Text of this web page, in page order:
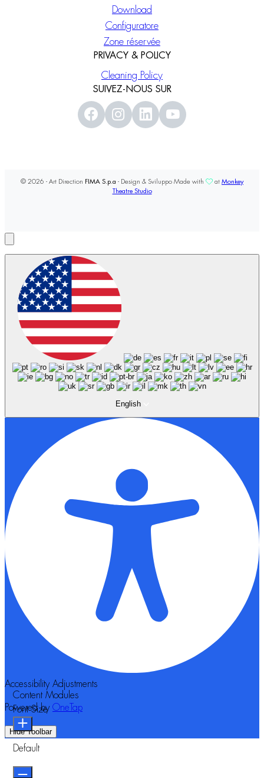
Download
Configuratore
Zone réservée
PRIVACY & POLICY
Cleaning Policy
SUIVEZ-NOUS SUR
© 2026 - Art Direction FIMA S.p.a - Design & Sviluppo Made with at Monkey
Theatre Studio
English
Accessibility Adjustments
Powered by OneTap
Hide Toolbar
Content Modules
Font Size
Default